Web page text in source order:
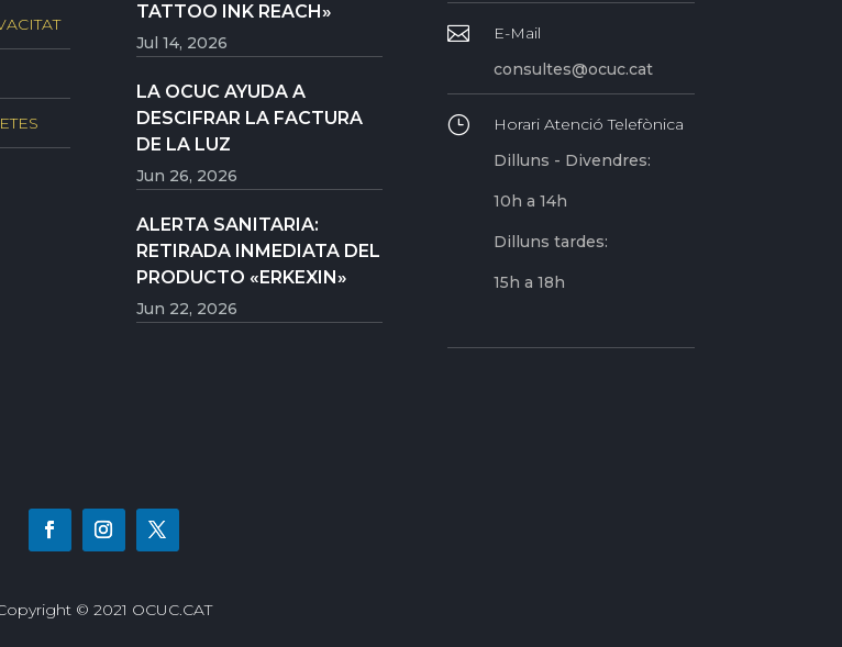
TATTOO INK REACH»
Jul 14, 2026
LA OCUC AYUDA A
DESCIFRAR LA FACTURA
DE LA LUZ
Jun 26, 2026
ALERTA SANITARIA:
RETIRADA INMEDIATA DEL
PRODUCTO «ERKEXIN»
Jun 22, 2026

E-Mail
consultes@ocuc.cat
}
Horari Atenció Telefònica
Dilluns - Divendres:
10h a 14h
Dilluns tardes:
15h a 18h
© 2021 OCUC.CAT